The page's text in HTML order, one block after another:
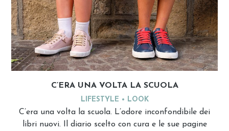
C’ERA UNA VOLTA LA SCUOLA
LIFESTYLE LOOK
C’era una volta la scuola. L’odore inconfondibile dei
libri nuovi. Il diario scelto con cura e le sue pagine